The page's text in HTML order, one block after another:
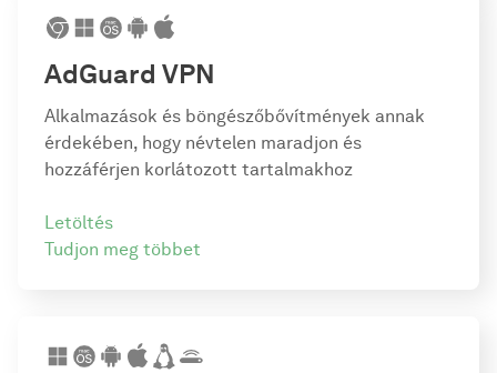
AdGuard VPN
Alkalmazások és böngészőbővítmények annak
érdekében, hogy névtelen maradjon és
hozzáférjen korlátozott tartalmakhoz
Tudjon meg többet
Letöltés